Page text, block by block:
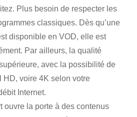
Plus besoin de respecter les
classiques. Dès qu’une
disponible en VOD, elle est
Par ailleurs, la qualité
avec la possibilité de
HD, voire 4K selon votre
Internet.
ouvre la porte à des contenus